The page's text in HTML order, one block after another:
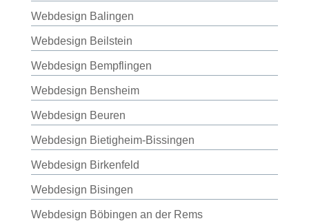
Webdesign Balingen
Webdesign Beilstein
Webdesign Bempflingen
Webdesign Bensheim
Webdesign Beuren
Webdesign Bietigheim-Bissingen
Webdesign Birkenfeld
Webdesign Bisingen
Webdesign Böbingen an der Rems